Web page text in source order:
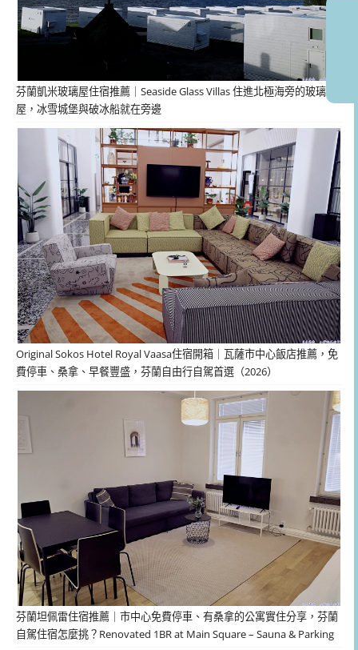
芬蘭凱米玻璃屋住宿推薦｜Seaside Glass Villas 住進北極海旁的玻璃
屋，冰雪城堡與破冰船就在旁邊
Original Sokos Hotel Royal Vaasa住宿開箱｜瓦薩市中心飯店推薦，免
費停車、桑拿、早餐豐盛，芬蘭自由行自駕首選（2026）
芬蘭坦佩雷住宿推薦｜市中心免費停車、有桑拿的公寓實住分享，芬蘭
自駕住宿怎麼挑？Renovated 1BR at Main Square – Sauna & Parking